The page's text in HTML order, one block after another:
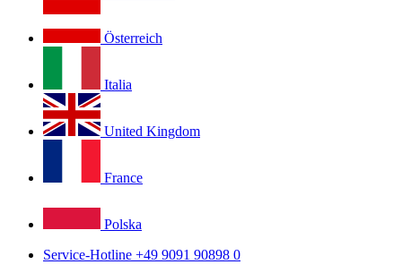
Österreich
Italia
United Kingdom
France
Polska
Service-Hotline +49 9091 90898 0